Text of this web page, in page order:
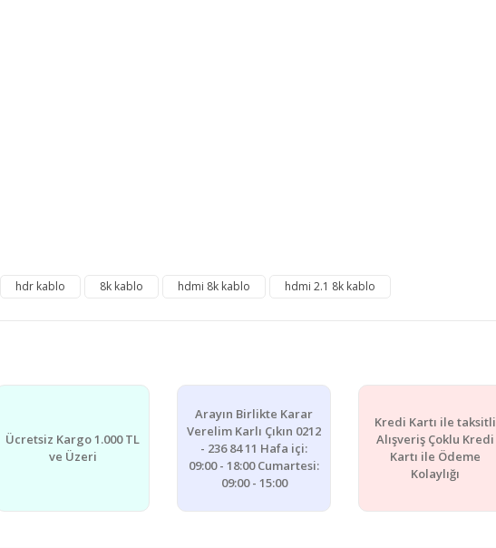
bilgiler bulunuyor.
daha pahalı.
olmalı.
hdr kablo 8k kablo hdmi 8k kablo hdmi 2.1 8k kablo
Ücretsiz Kargo 1.000 TL
ve Üzeri
Arayın Birlikte Karar
Verelim Karlı Çıkın 0212
- 236 84 11 Hafa içi:
09:00 - 18:00 Cumartesi:
09:00 - 15:00
Kredi Kartı ile taksitli
Alışveriş Çoklu Kredi
Kartı ile Ödeme
Kolaylığı